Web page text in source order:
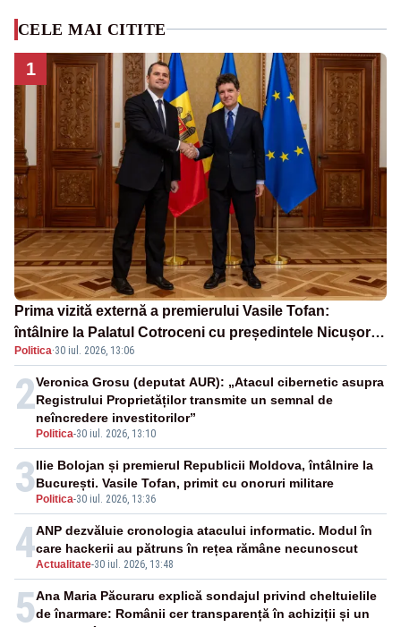
CELE MAI CITITE
1
Prima vizită externă a premierului Vasile Tofan:
întâlnire la Palatul Cotroceni cu președintele Nicușor
Dan
Politica·30 iul. 2026, 13:06
2
Politica-30 iul. 2026, 13:10
Veronica Grosu (deputat AUR): „Atacul cibernetic asupra
Registrului Proprietăților transmite un semnal de
neîncredere investitorilor”
3 Politica-30 iul. 2026, 13:36
Ilie Bolojan și premierul Republicii Moldova, întâlnire la
București. Vasile Tofan, primit cu onoruri militare
4Actualitate-30 iul. 2026, 13:48
ANP dezvăluie cronologia atacului informatic. Modul în
care hackerii au pătruns în rețea rămâne necunoscut
5Ana Maria Păcuraru explică sondajul privind cheltuielile
de înarmare: Românii cer transparență în achiziții și un